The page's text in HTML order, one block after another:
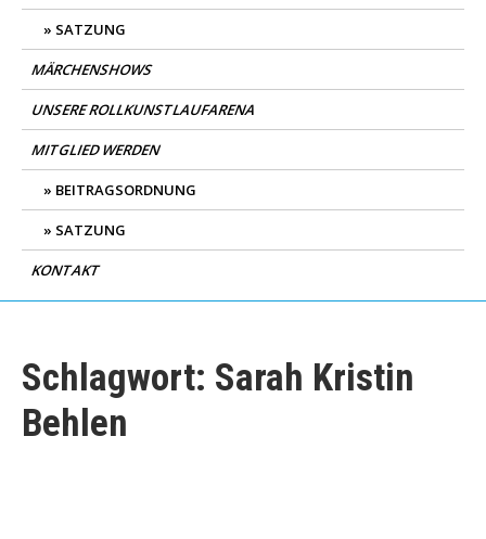
SATZUNG
MÄRCHENSHOWS
UNSERE ROLLKUNSTLAUFARENA
MITGLIED WERDEN
BEITRAGSORDNUNG
SATZUNG
KONTAKT
Schlagwort: Sarah Kristin
Behlen